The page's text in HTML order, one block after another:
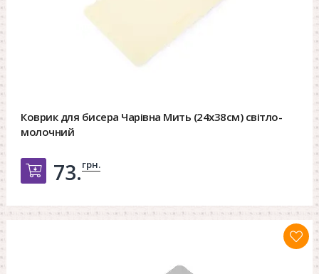
Коврик для бисера Чарівна Мить (24х38см) світло-
молочний
Добавить в корзину
73.грн.